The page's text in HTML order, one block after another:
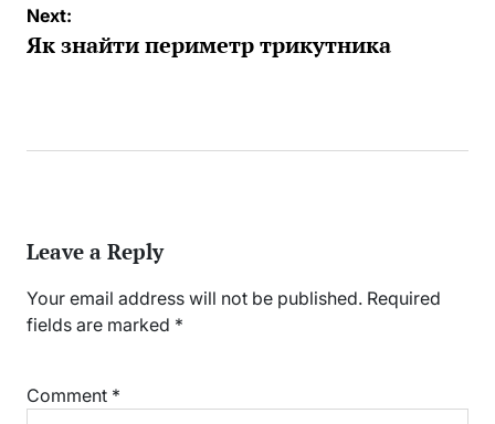
Next:
Як знайти периметр трикутника
Leave a Reply
Your email address will not be published. Required
fields are marked *
Comment *